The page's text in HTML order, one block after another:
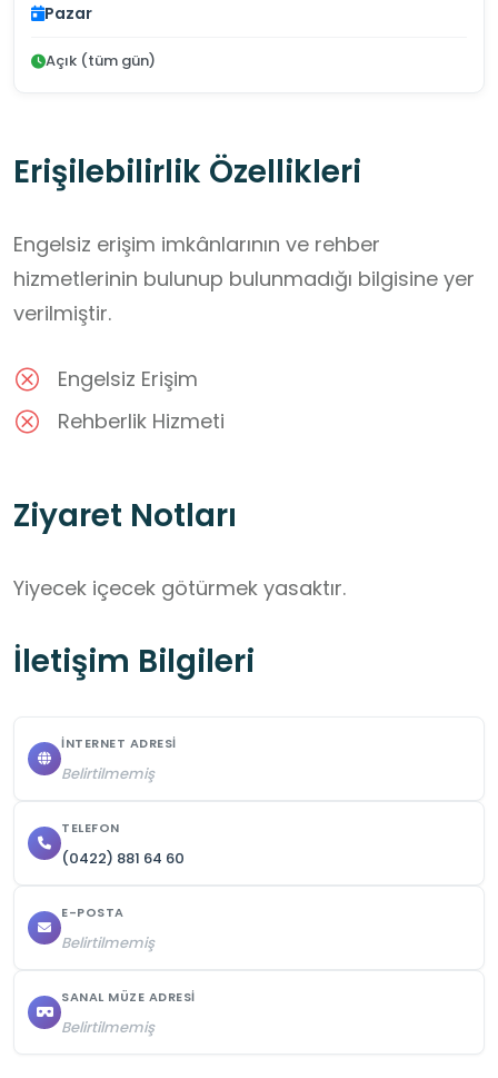
Pazar
Açık (tüm gün)
Erişilebilirlik Özellikleri
Engelsiz erişim imkânlarının ve rehber
hizmetlerinin bulunup bulunmadığı bilgisine yer
verilmiştir.
Engelsiz Erişim
Rehberlik Hizmeti
Ziyaret Notları
Yiyecek içecek götürmek yasaktır.
İletişim Bilgileri
İNTERNET ADRESI
Belirtilmemiş
TELEFON
(0422) 881 64 60
E-POSTA
Belirtilmemiş
SANAL MÜZE ADRESI
Belirtilmemiş